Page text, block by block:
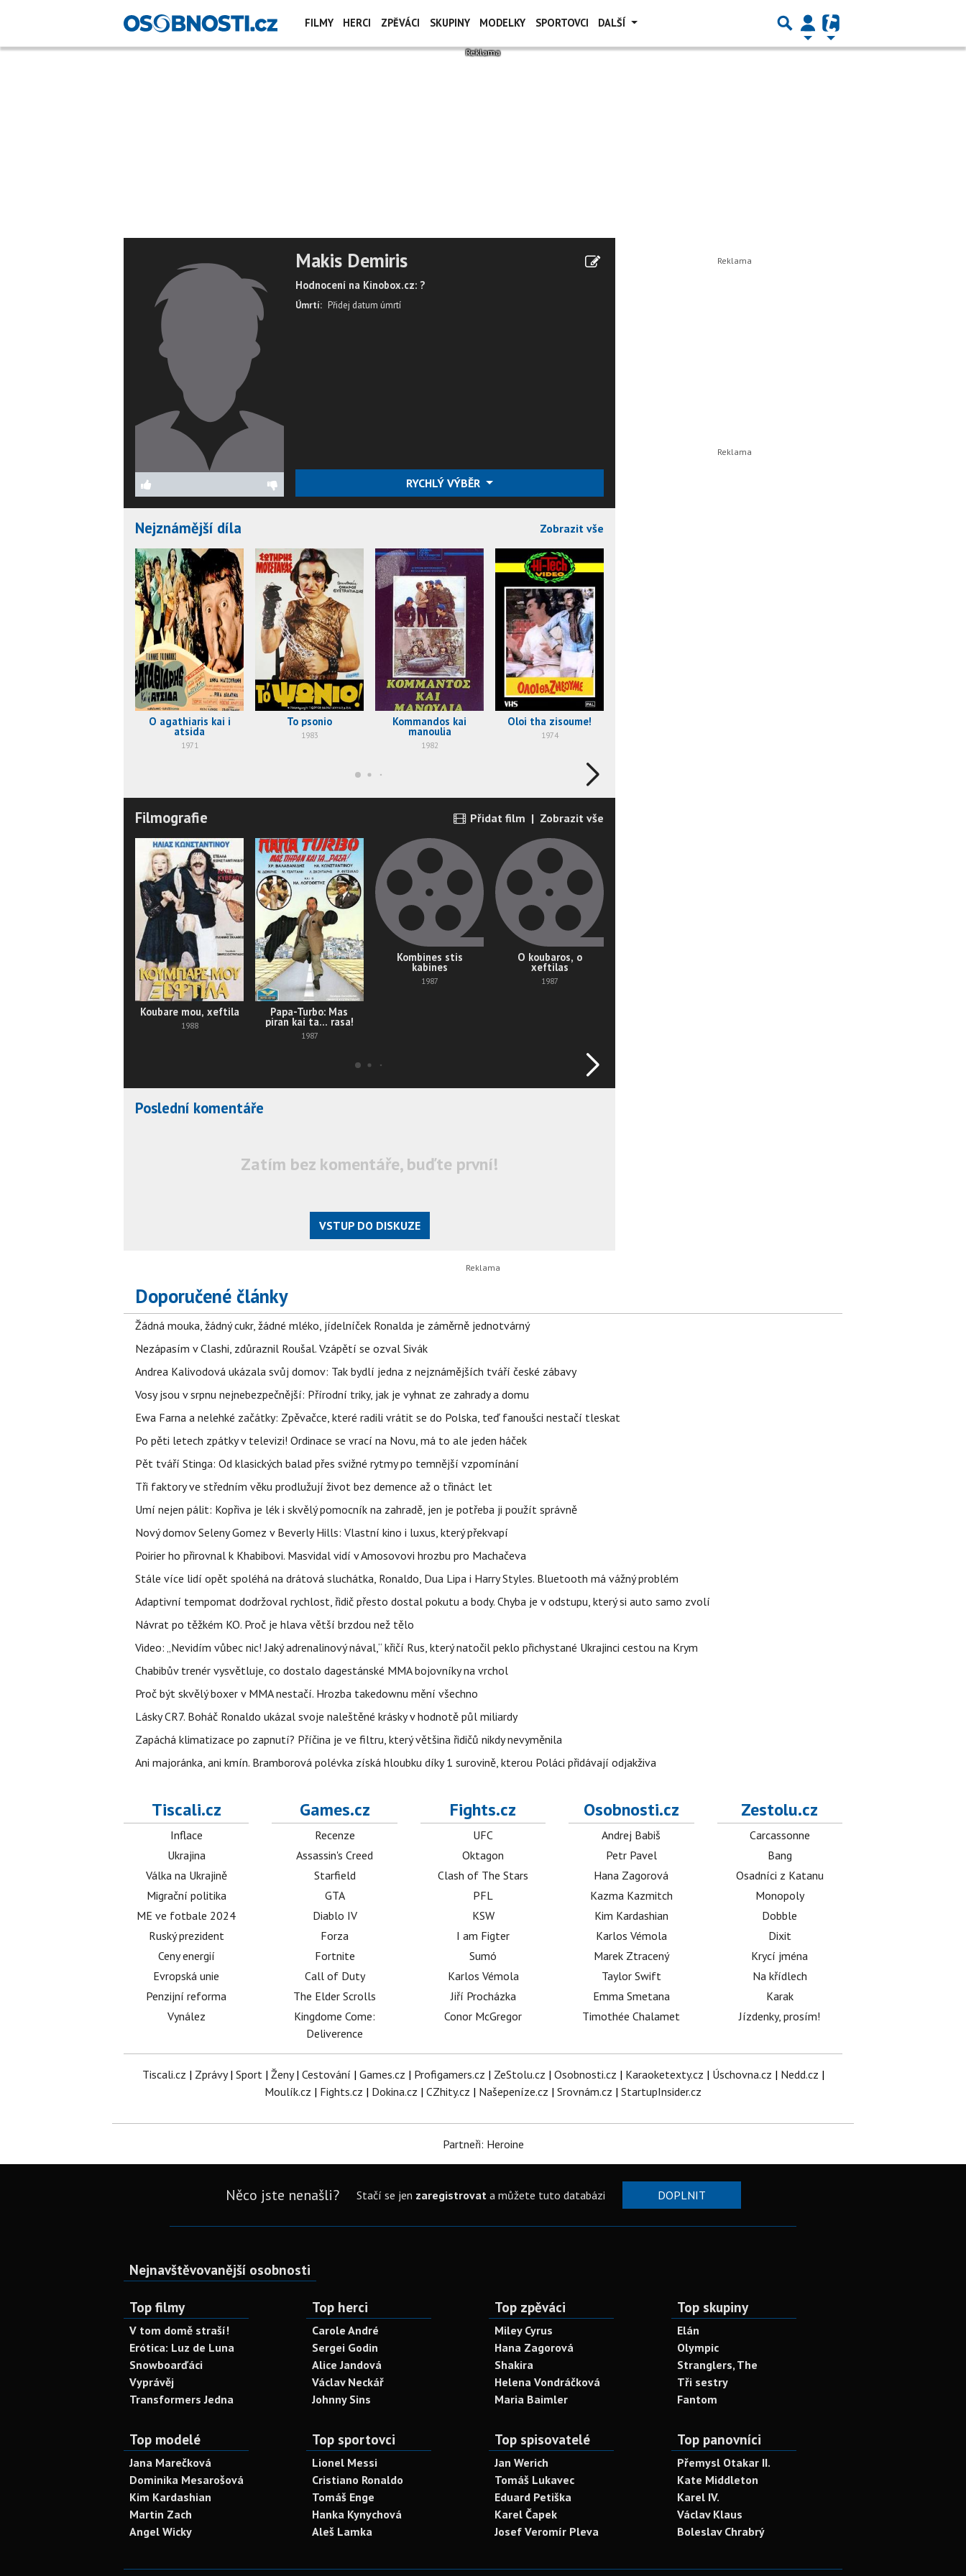
FILMY HERCI ZPĚVÁCI SKUPINY MODELKY SPORTOVCI DALŠÍ
Makis Demiris
Hodnocení na Kinobox.cz: ?
Úmrtí: Přidej datum úmrtí
RYCHLÝ VÝBĚR
Nejznámější díla Zobrazit vše
O agathiaris kai i
atsida
1971
To psonio
1983
Kommandos kai
manoulia
1982
Oloi tha zisoume!
1974
Filmografie Přidat film | Zobrazit vše
Koubare mou, xeftila
1988
Papa-Turbo: Mas
piran kai ta... rasa!
1987
Kombines stis
kabines
1987
O koubaros, o
xeftilas
1987
Poslední komentáře
Zatím bez komentáře, buďte první!
VSTUP DO DISKUZE
Doporučené články
Žádná mouka, žádný cukr, žádné mléko, jídelníček Ronalda je záměrně jednotvárný
Nezápasím v Clashi, zdůraznil Roušal. Vzápětí se ozval Sivák
Andrea Kalivodová ukázala svůj domov: Tak bydlí jedna z nejznámějších tváří české zábavy
Vosy jsou v srpnu nejnebezpečnější: Přírodní triky, jak je vyhnat ze zahrady a domu
Ewa Farna a nelehké začátky: Zpěvačce, které radili vrátit se do Polska, teď fanoušci nestačí tleskat
Po pěti letech zpátky v televizi! Ordinace se vrací na Novu, má to ale jeden háček
Pět tváří Stinga: Od klasických balad přes svižné rytmy po temnější vzpomínání
Tři faktory ve středním věku prodlužují život bez demence až o třináct let
Umí nejen pálit: Kopřiva je lék i skvělý pomocník na zahradě, jen je potřeba ji použít správně
Nový domov Seleny Gomez v Beverly Hills: Vlastní kino i luxus, který překvapí
Poirier ho přirovnal k Khabibovi. Masvidal vidí v Amosovovi hrozbu pro Machačeva
Stále více lidí opět spoléhá na drátová sluchátka, Ronaldo, Dua Lipa i Harry Styles. Bluetooth má vážný problém
Adaptivní tempomat dodržoval rychlost, řidič přesto dostal pokutu a body. Chyba je v odstupu, který si auto samo zvolí
Návrat po těžkém KO. Proč je hlava větší brzdou než tělo
Video: „Nevidím vůbec nic! Jaký adrenalinový nával,“ křičí Rus, který natočil peklo přichystané Ukrajinci cestou na Krym
Chabibův trenér vysvětluje, co dostalo dagestánské MMA bojovníky na vrchol
Proč být skvělý boxer v MMA nestačí. Hrozba takedownu mění všechno
Lásky CR7. Boháč Ronaldo ukázal svoje naleštěné krásky v hodnotě půl miliardy
Zapáchá klimatizace po zapnutí? Příčina je ve filtru, který většina řidičů nikdy nevyměnila
Ani majoránka, ani kmín. Bramborová polévka získá hloubku díky 1 surovině, kterou Poláci přidávají odjakživa
Tiscali.cz
Inflace
Ukrajina
Válka na Ukrajině
Migrační politika
ME ve fotbale 2024
Ruský prezident
Ceny energií
Evropská unie
Penzijní reforma
Vynález
Games.cz
Recenze
Assassin's Creed
Starfield
GTA
Diablo IV
Forza
Fortnite
Call of Duty
The Elder Scrolls
Kingdome Come:
Deliverence
Fights.cz
UFC
Oktagon
Clash of The Stars
PFL
KSW
I am Figter
Sumó
Karlos Vémola
Jiří Procházka
Conor McGregor
Osobnosti.cz
Andrej Babiš
Petr Pavel
Hana Zagorová
Kazma Kazmitch
Kim Kardashian
Karlos Vémola
Marek Ztracený
Taylor Swift
Emma Smetana
Timothée Chalamet
Zestolu.cz
Carcassonne
Bang
Osadníci z Katanu
Monopoly
Dobble
Dixit
Krycí jména
Na křídlech
Karak
Jízdenky, prosím!
Tiscali.cz | Zprávy| Sport| Ženy| Cestování | Games.cz | Profigamers.cz | ZeStolu.cz | Osobnosti.cz | Karaoketexty.cz | Úschovna.cz | Nedd.cz |
Moulík.cz | Fights.cz | Dokina.cz | CZhity.cz | Našepeníze.cz | Srovnám.cz | StartupInsider.cz
Partneři: Heroine
Něco jste nenašli? Stačí se jen zaregistrovata můžete tuto databázi DOPLNIT
Nejnavštěvovanější osobnosti
Top filmy
V tom domě straší!
Erótica: Luz de Luna
Snowboarďáci
Vyprávěj
Transformers Jedna
Top herci
Carole André
Sergei Godin
Alice Jandová
Václav Neckář
Johnny Sins
Top zpěváci
Miley Cyrus
Hana Zagorová
Shakira
Helena Vondráčková
Maria Baimler
Top skupiny
Elán
Olympic
Stranglers, The
Tři sestry
Fantom
Top modelé
Jana Marečková
Dominika Mesarošová
Kim Kardashian
Martin Zach
Angel Wicky
Top sportovci
Lionel Messi
Cristiano Ronaldo
Tomáš Enge
Hanka Kynychová
Aleš Lamka
Top spisovatelé
Jan Werich
Tomáš Lukavec
Eduard Petiška
Karel Čapek
Josef Veromír Pleva
Top panovníci
Přemysl Otakar II.
Kate Middleton
Karel IV.
Václav Klaus
Boleslav Chrabrý